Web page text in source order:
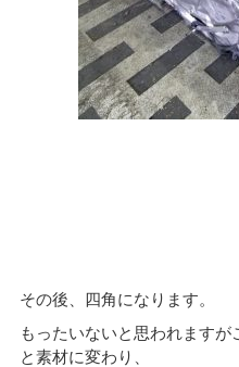
その後、四角になります。
もったいないと思われますが
と素材に変わり、